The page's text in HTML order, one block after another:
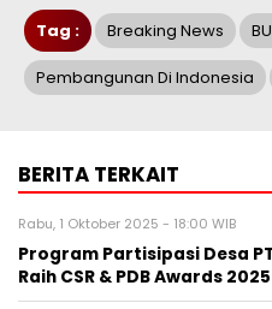
Tag : Breaking News
Pembangunan Di Indonesia
BERITA TERKAIT
Rabu, 1 Oktober 2025 - 18:00 WIB
Program Partisipasi Desa
Raih CSR & PDB Awards 2025